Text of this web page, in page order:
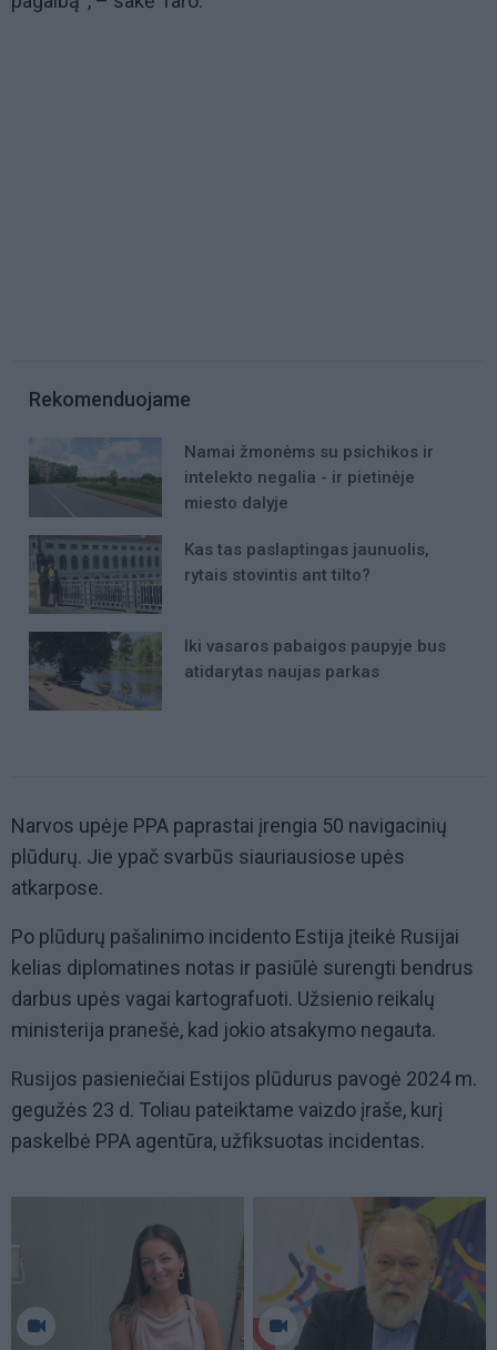
Rekomenduojame
Namai žmonėms su psichikos ir
intelekto negalia - ir pietinėje
miesto dalyje
Kas tas paslaptingas jaunuolis,
rytais stovintis ant tilto?
Iki vasaros pabaigos paupyje bus
atidarytas naujas parkas
Narvos upėje PPA paprastai įrengia 50 navigacinių
plūdurų. Jie ypač svarbūs siauriausiose upės
atkarpose.
Po plūdurų pašalinimo incidento Estija įteikė Rusijai
kelias diplomatines notas ir pasiūlė surengti bendrus
darbus upės vagai kartografuoti. Užsienio reikalų
ministerija pranešė, kad jokio atsakymo negauta.
Rusijos pasieniečiai Estijos plūdurus pavogė 2024 m.
gegužės 23 d. Toliau pateiktame vaizdo įraše, kurį
paskelbė PPA agentūra, užfiksuotas incidentas.